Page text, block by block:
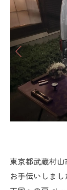
東京都武蔵村
お手伝いしま